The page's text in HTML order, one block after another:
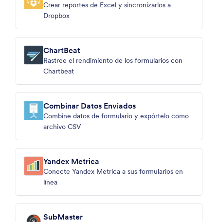
Crear reportes de Excel y sincronizarlos a
Dropbox
ChartBeat
Rastree el rendimiento de los formularios con
Chartbeat
Combinar Datos Enviados
Combine datos de formulario y expórtelo como
archivo CSV
Yandex Metrica
Conecte Yandex Metrica a sus formularios en
línea
SubMaster